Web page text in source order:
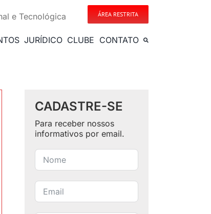
e Tecnológica ÁREA RESTRITA
JURÍDICO CLUBE CONTATO
CADASTRE-SE
Para receber nossos
informativos por email.